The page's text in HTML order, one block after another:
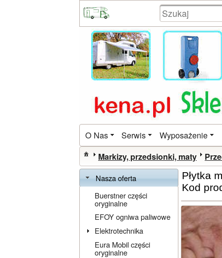
O Nas Serwis Wyposażenie
Markizy, przedsionki, maty
Nasza oferta
Buerstner części
oryginalne
EFOY ogniwa paliwowe
Elektrotechnika
Eura Mobil części
oryginalne
Płytka
Kod